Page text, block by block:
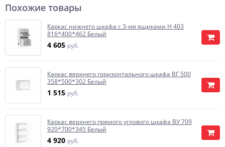
Похожие товары
Каркас нижнего шкафа с 3-мя ящиками Н 403
816*400*462 Белый
4 605 руб.
Каркас верхнего горизонтального шкафа ВГ 500
358*500*302 Белый
1 515 руб.
Каркас верхнего прямого углового шкафа ВУ 709
920*700*345 Белый
4 920 руб.